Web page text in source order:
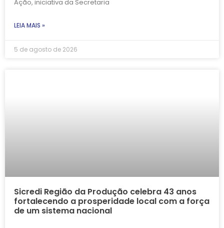
Ação, iniciativa da Secretaria
LEIA MAIS »
5 de agosto de 2026
Sicredi Região da Produção celebra 43 anos
fortalecendo a prosperidade local com a força
de um sistema nacional